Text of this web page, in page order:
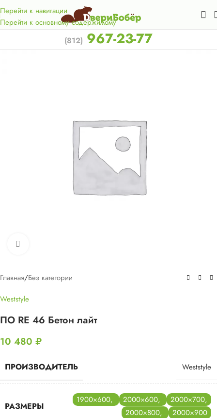
Перейти к навигации
Перейти к основному содержимому
км. от КАД.
(812) 967-23-77
Главная/Без категории
Weststyle
ПО RE 46 Бетон лайт
10 480 ₽
ПРОИЗВОДИТЕЛЬ Weststyle
РАЗМЕРЫ
1900×600, 2000×600, 2000×700,
2000×800, 2000×900